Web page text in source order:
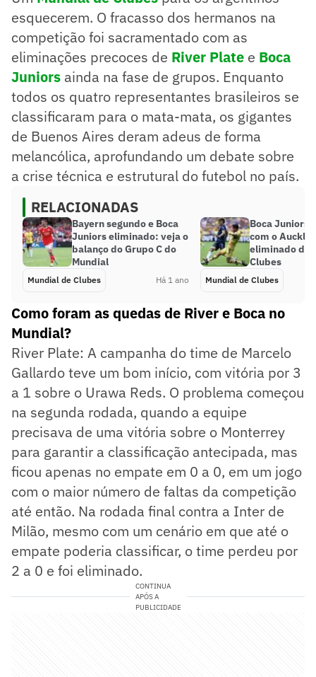
esquecerem. O fracasso dos hermanos na
competição foi sacramentado com as
eliminações precoces de River Plate e Boca
Juniors ainda na fase de grupos. Enquanto
todos os quatro representantes brasileiros se
classificaram para o mata-mata, os gigantes
de Buenos Aires deram adeus de forma
melancólica, aprofundando um debate sobre
a crise técnica e estrutural do futebol no país.
RELACIONADAS
Bayern segundo e Boca
Juniors eliminado: veja o
balanço do Grupo C do
Mundial
Mundial de Clubes Há 1 ano
Boca Juniors
com o
eliminado do
Clubes
Mundial de Clubes
Como foram as quedas de River e Boca no
Mundial?
River Plate: A campanha do time de Marcelo
Gallardo teve um bom início, com vitória por 3
a 1 sobre o Urawa Reds. O problema começou
na segunda rodada, quando a equipe
precisava de uma vitória sobre o Monterrey
para garantir a classificação antecipada, mas
ficou apenas no empate em 0 a 0, em um jogo
com o maior número de faltas da competição
até então. Na rodada final contra a Inter de
Milão, mesmo com um cenário em que até o
empate poderia classificar, o time perdeu por
2 a 0 e foi eliminado.
CONTINUA
APÓS A
PUBLICIDADE